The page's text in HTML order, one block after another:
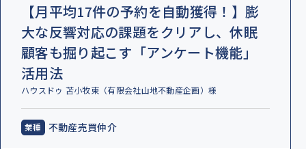
【月平均17件の予約を自動獲得！】膨
大な反響対応の課題をクリアし、休眠
顧客も掘り起こす「アンケート機能」
活用法
ハウスドゥ 苫小牧東（有限会社山地不動産企画）様
不動産売買仲介